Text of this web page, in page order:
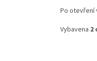
Po otevření
Vybavena 2